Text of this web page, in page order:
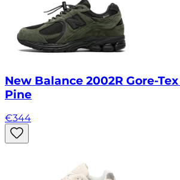
New Balance 2002R Gore-
Pine
€344